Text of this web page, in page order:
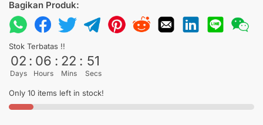
Bagikan Produk:
Stok Terbatas !!
02
Days
: 06
Hours
: 22
Mins
: 49
Secs
Only 10 items left in stock!